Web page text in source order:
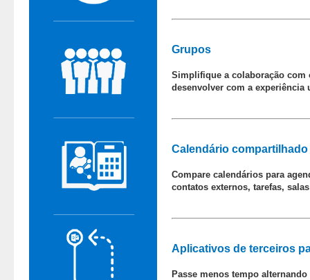
Grupos
Simplifique a colaboração com
desenvolver com a experiência
Calendário
Compare calendários para
contatos externos, tarefas,
Aplicativos de terceiros
Passe menos tempo